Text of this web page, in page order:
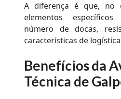
A diferença é que, no
elementos
número de docas,
características de
Benefícios da
Técnica de